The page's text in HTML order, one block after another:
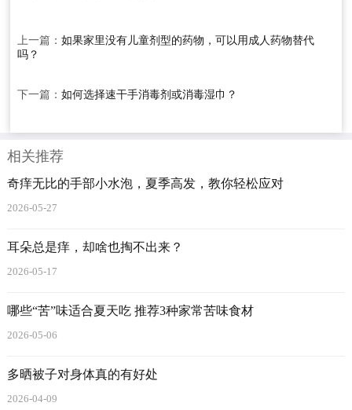
上一篇： 如果家里没有儿童剂型的药物，可以用成人药物替代
吗？
下一篇： 如何选择速干手消毒剂或消毒湿巾？
相关推荐
奇痒无比的手部小水泡，夏季高发，教你轻松应对
2026-05-27
耳朵总是痒，却啥也掏不出来？
2026-05-17
哪些“苦”味适合夏天吃 推荐3种家常苦味食材
2026-05-06
多晒被子对身体真的有好处
2026-04-09